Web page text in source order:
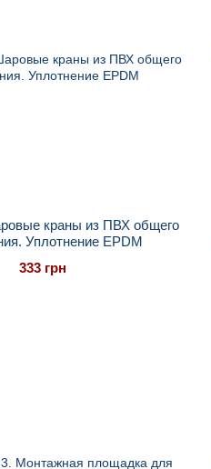
краны из ПВХ общего
Уплотнение EPDM
333 грн